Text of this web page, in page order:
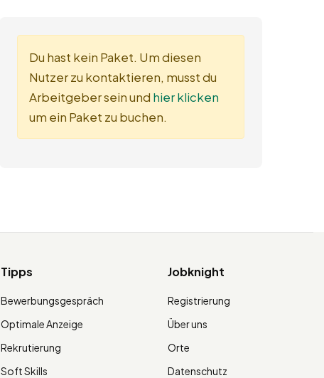
Du hast kein Paket. Um diesen
Nutzer zu kontaktieren, musst du
Arbeitgeber sein und hier klicken
um ein Paket zu buchen.
Tipps
Bewerbungsgespräch
Optimale Anzeige
Rekrutierung
Soft Skills
Jobknight
Registrierung
Über uns
Orte
Datenschutz